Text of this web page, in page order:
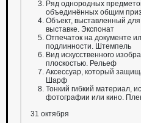
Ряд однородных
объединённых общим
Объект, выставленный
выставке. Экспонат
Отпечаток на документе
подлинности. Штемпель
Вид искусственного
плоскостью. Рельеф
Аксессуар, который
Шарф
Тонкий гибкий материал,
фотографии или кино.
31 октября